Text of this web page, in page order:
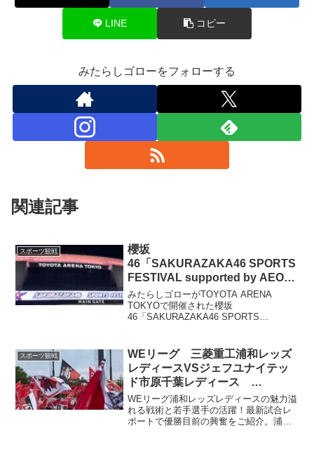
LINE コピー
みたらしゴローをフォローする
関連記事
スポーツ観戦
櫻坂
46「SAKURAZAKA46 SPORTS
FESTIVAL supported by AEON
CARD」2026年1月30日＠
TOYOTA ARENA TOKYO
みたらしゴローがTOYOTA ARENA
TOKYOで開催された櫻坂
46「SAKURAZAKA46 SPORTS
ン、MCトーク、サプライズのスペシャル
ライブまで。
スポーツ観戦
WEリーグ 三菱重工浦和レッズ
レディースVSジェフユナイテッ
ド市原千葉レディース
20230521 浦和駒場スタジアム
WEリーグ浦和レッズレディースの魅力溢
れる戦術と若手選手の活躍！最新試合レ
ポートで優勝目前の興奮をご紹介。浦和